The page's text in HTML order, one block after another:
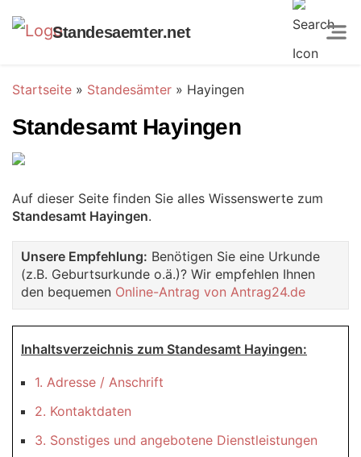
Standesaemter.net
Startseite » Standesämter » Hayingen
Standesamt Hayingen
Auf dieser Seite finden Sie alles Wissenswerte zum
Standesamt Hayingen.
Unsere Empfehlung: Benötigen Sie eine Urkunde
(z.B. Geburtsurkunde o.ä.)? Wir empfehlen Ihnen
den bequemen Online-Antrag von Antrag24.de
Inhaltsverzeichnis zum Standesamt Hayingen:
1. Adresse / Anschrift
2. Kontaktdaten
3. Sonstiges und angebotene Dienstleistungen